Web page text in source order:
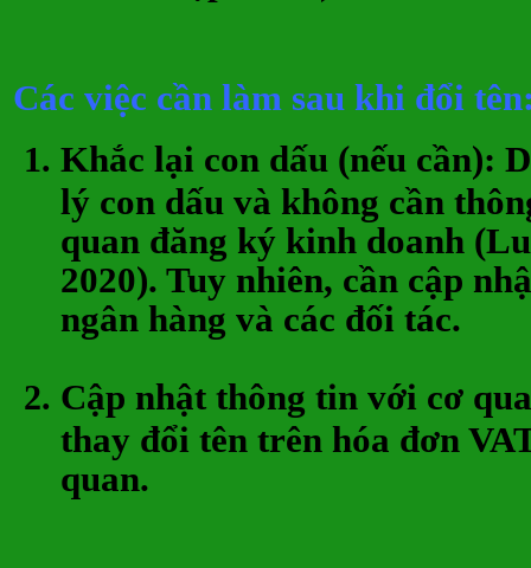
Các việc cần làm sau khi đổi
Khắc lại con dấu (nếu cần):
lý con dấu và không cần
quan đăng ký kinh doanh
2020). Tuy nhiên, cần cập
ngân hàng và các đối tác.
Cập nhật thông tin với cơ
thay đổi tên trên hóa đơn
quan.